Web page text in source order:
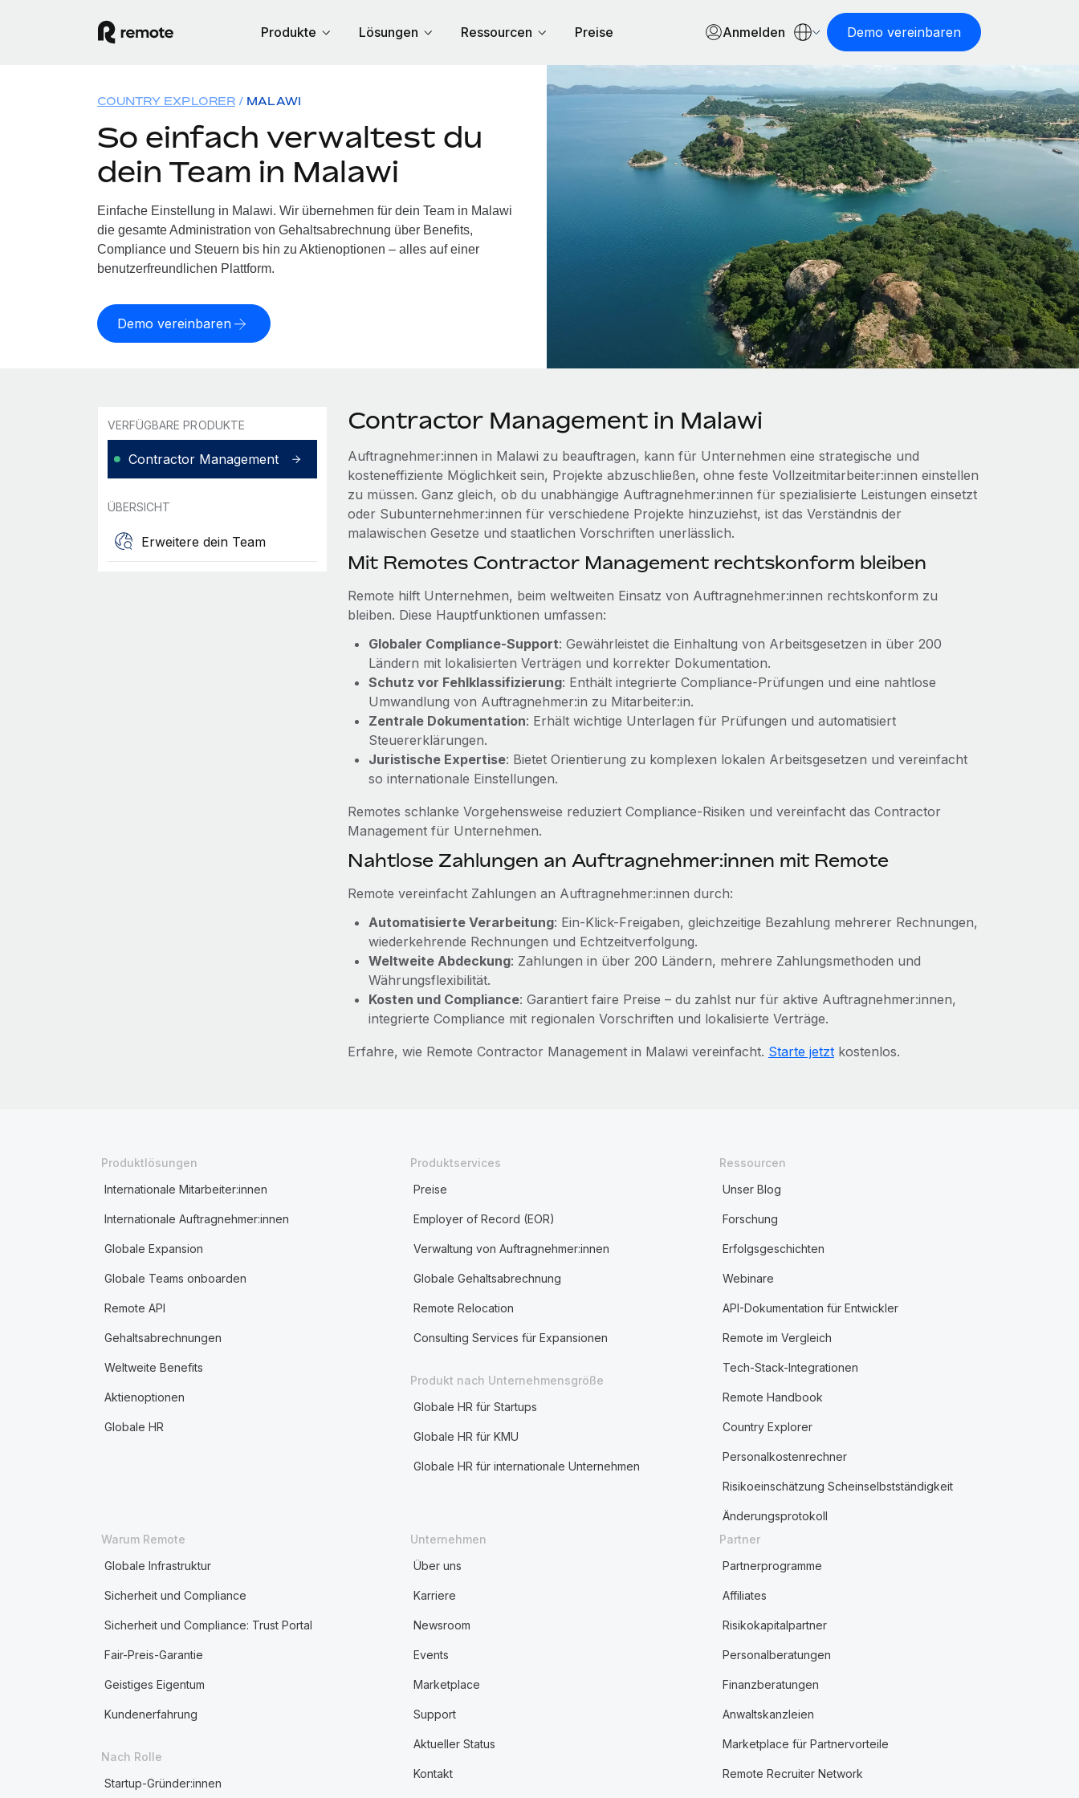
Produkte Lösungen Ressourcen Preise Anmelden Demo vereinbaren
COUNTRY EXPLORER MALAWI
So einfach verwaltest du
dein Team in Malawi
Einfache Einstellung in Malawi. Wir übernehmen für dein Team in Malawi
die gesamte Administration von Gehaltsabrechnung über Benefits,
Compliance und Steuern bis hin zu Aktienoptionen – alles auf einer
benutzerfreundlichen Plattform.
Demo vereinbaren
VERFÜGBARE PRODUKTE
Contractor Management
ÜBERSICHT
Erweitere dein Team
Contractor Management in Malawi
Auftragnehmer:innen in Malawi zu beauftragen, kann für Unternehmen eine strategische und
kosteneffiziente Möglichkeit sein, Projekte abzuschließen, ohne feste Vollzeitmitarbeiter:innen einstellen
zu müssen. Ganz gleich, ob du unabhängige Auftragnehmer:innen für spezialisierte Leistungen einsetzt
oder Subunternehmer:innen für verschiedene Projekte hinzuziehst, ist das Verständnis der
malawischen Gesetze und staatlichen Vorschriften unerlässlich.
Mit Remotes Contractor Management rechtskonform bleiben
Remote hilft Unternehmen, beim weltweiten Einsatz von Auftragnehmer:innen rechtskonform zu
bleiben. Diese Hauptfunktionen umfassen:
Globaler Compliance‑Support: Gewährleistet die Einhaltung von Arbeitsgesetzen in über 200
Ländern mit lokalisierten Verträgen und korrekter Dokumentation.
Schutz vor Fehlklassifizierung: Enthält integrierte Compliance‑Prüfungen und eine nahtlose
Umwandlung von Auftragnehmer:in zu Mitarbeiter:in.
Zentrale Dokumentation: Erhält wichtige Unterlagen für Prüfungen und automatisiert
Steuererklärungen.
Juristische Expertise: Bietet Orientierung zu komplexen lokalen Arbeitsgesetzen und vereinfacht
so internationale Einstellungen.
Remotes schlanke Vorgehensweise reduziert Compliance‑Risiken und vereinfacht das Contractor
Management für Unternehmen.
Nahtlose Zahlungen an Auftragnehmer:innen mit Remote
Remote vereinfacht Zahlungen an Auftragnehmer:innen durch:
Automatisierte Verarbeitung: Ein-Klick-Freigaben, gleichzeitige Bezahlung mehrerer Rechnungen,
wiederkehrende Rechnungen und Echtzeitverfolgung.
Weltweite Abdeckung: Zahlungen in über 200 Ländern, mehrere Zahlungsmethoden und
Währungsflexibilität.
Kosten und Compliance: Garantiert faire Preise – du zahlst nur für aktive Auftragnehmer:innen,
integrierte Compliance mit regionalen Vorschriften und lokalisierte Verträge.
Erfahre, wie Remote Contractor Management in Malawi vereinfacht. Starte jetztkostenlos.
Produktlösungen
Internationale Mitarbeiter:innen
Internationale Auftragnehmer:innen
Globale Expansion
Globale Teams onboarden
Remote API
Gehaltsabrechnungen
Weltweite Benefits
Aktienoptionen
Globale HR
Produktservices
Preise
Employer of Record (EOR)
Verwaltung von Auftragnehmer:innen
Globale Gehaltsabrechnung
Remote Relocation
Consulting Services für Expansionen
Produkt nach Unternehmensgröße
Globale HR für Startups
Globale HR für KMU
Globale HR für internationale Unternehmen
Ressourcen
Unser Blog
Forschung
Erfolgsgeschichten
Webinare
API-Dokumentation für Entwickler
Remote im Vergleich
Tech-Stack-Integrationen
Remote Handbook
Country Explorer
Personalkostenrechner
Risikoeinschätzung Scheinselbstständigkeit
Änderungsprotokoll
Warum Remote
Globale Infrastruktur
Sicherheit und Compliance
Sicherheit und Compliance: Trust Portal
Fair-Preis-Garantie
Geistiges Eigentum
Kundenerfahrung
Nach Rolle
Startup-Gründer:innen
Unternehmen
Über uns
Karriere
Newsroom
Events
Marketplace
Support
Aktueller Status
Kontakt
Partner
Partnerprogramme
Affiliates
Risikokapitalpartner
Personalberatungen
Finanzberatungen
Anwaltskanzleien
Marketplace für Partnervorteile
Remote Recruiter Network